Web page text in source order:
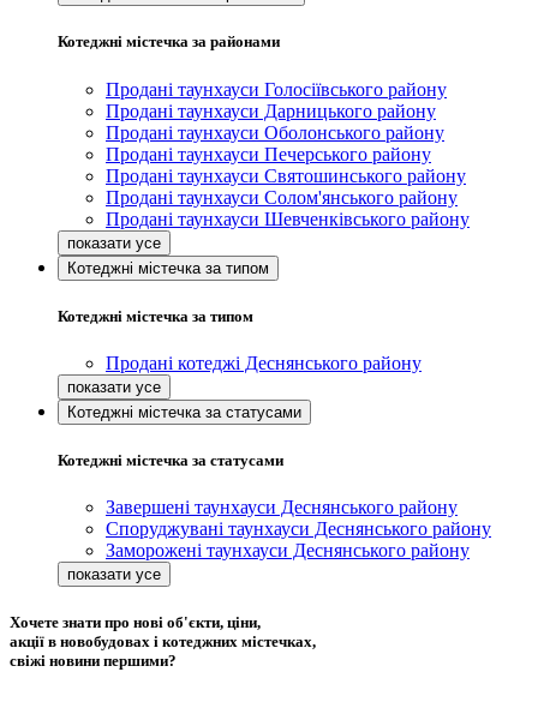
Котеджні містечка за районами
Продані таунхауси Голосіївського району
Продані таунхауси Дарницького району
Продані таунхауси Оболонського району
Продані таунхауси Печерського району
Продані таунхауси Святошинського району
Продані таунхауси Солом'янського району
Продані таунхауси Шевченківського району
Котеджні містечка за типом
Котеджні містечка за типом
Продані котеджі Деснянського району
Котеджні містечка за статусами
Котеджні містечка за статусами
Завершені таунхауси Деснянського району
Споруджувані таунхауси Деснянського району
Заморожені таунхауси Деснянського району
Хочете знати про нові об'єкти, ціни,
акції в новобудовах і котеджних містечках,
свіжі новини першими?